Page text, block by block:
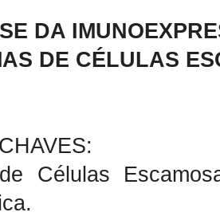
DA
DE CÉLULAS
Células